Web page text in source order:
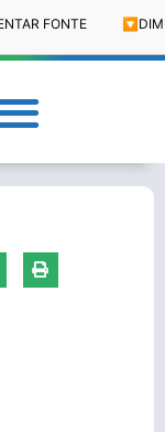
FONTE 🔽